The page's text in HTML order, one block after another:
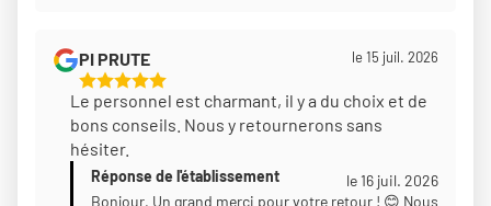
PI PRUTE
5
Étoiles
Sur
5
le 15 juil. 2026
Le personnel est charmant, il y a du choix et de
bons conseils. Nous y retournerons sans
hésiter.
Réponse de l'établissement
le 16 juil. 2026
Bonjour, Un grand merci pour votre retour ! 😊 Nous